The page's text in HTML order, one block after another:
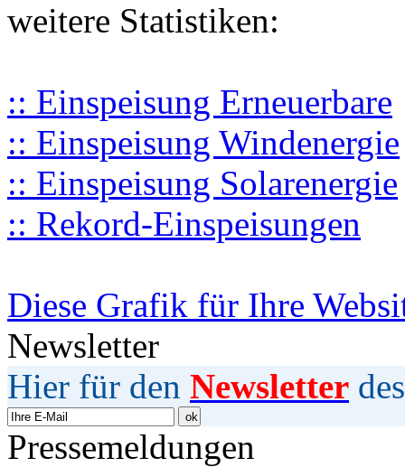
weitere Statistiken:
:: Einspeisung Erneuerbare
:: Einspeisung Windenergie
:: Einspeisung Solarenergie
:: Rekord-Einspeisungen
Diese Grafik für Ihre
Newsletter
Hier für den Newsletter
Pressemeldungen